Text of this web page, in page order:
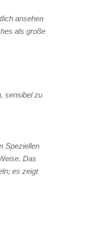
ansehen
als große
sensibel zu
Speziellen
Das
es zeigt